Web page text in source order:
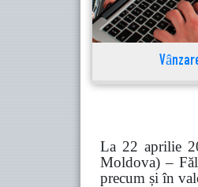
La 22 aprilie
Moldova) –
precum și în